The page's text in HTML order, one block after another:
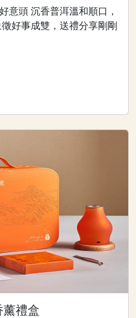
意頭 沉香普洱溫和順口，
好事成雙，送禮分享剛剛
薰禮盒